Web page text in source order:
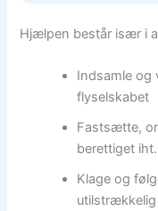
Hjælpen består især i
Indsamle og
flyselskabet
Fastsætte,
berettiget
Klage og